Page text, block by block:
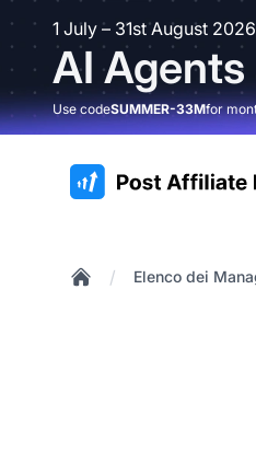
1 July – 31st August
AI Agents
Use codeSUMMER-33Mfor
:site.title
/ Elenco dei